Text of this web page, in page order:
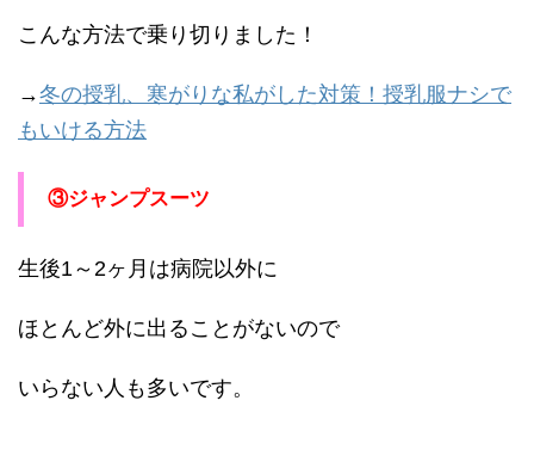
こんな方法で乗り切りました！
→冬の授乳、寒がりな私がした対策！授乳服ナシで
もいける方法
③ジャンプスーツ
生後1～2ヶ月は病院以外に
ほとんど外に出ることがないので
いらない人も多いです。